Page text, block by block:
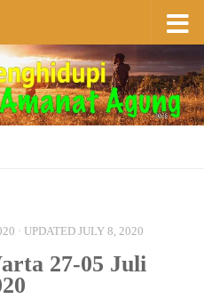
· UPDATED JULY 8, 2020
27-05 Juli